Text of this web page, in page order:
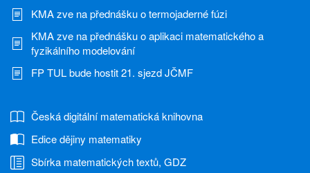
KMA zve na přednášku o termojaderné fúzi
KMA zve na přednášku o aplikaci matematického a
fyzikálního modelování
FP TUL bude hostit 21. sjezd JČMF
Česká digitální matematická knihovna
Edice dějiny matematiky
Sbírka matematických textů, GDZ